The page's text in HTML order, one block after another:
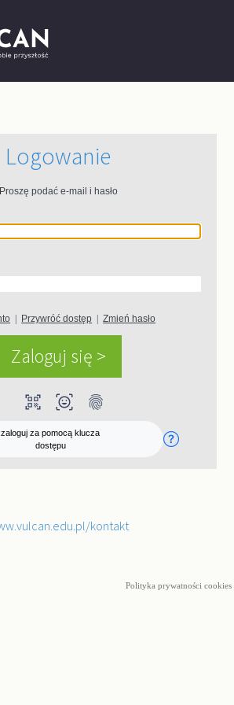
Logowanie
Proszę podać e-mail i hasło
Przywróć dostęp |Zmień hasło
qr_code_scanner ar_on_you fingerprint
zaloguj za pomocą klucza
dostępu
kontakt
Polityka prywatności cookies